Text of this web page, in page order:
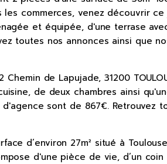
les commerces, venez découvrir
et équipée, d'une terrase
toutes nos annonces ainsi que
de Lapujade, 31200
de deux chambres ainsi
sont de 867€. Retrouvez
d’environ 27m² situé à
d'une pièce de vie, d’un coin